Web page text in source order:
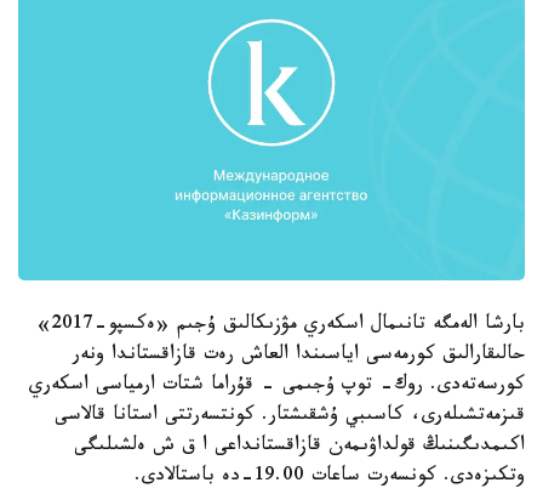
بارشا الەمگە تانىمال اسكەري مۋزىكالىق ۇجىم «ەكسپو-2017»
حالىقارالىق كورمەسى اياسىندا العاش رەت قازاقستاندا ونەر
كورسەتەدى. روك- توپ ۇجىمى - قۇراما شتات ارمياسى اسكەري
قىزمەتشىلەرى، كاسىبي ۇشقىشتار. كونتسەرتتى استانا قالاسى
اكىمدىگىنىڭ قولداۋىمەن قازاقستانداعى ا ق ش ەلشىلىگى
وتكىزەدى. كونسەرت ساعات 19.00-دە باستالادى.